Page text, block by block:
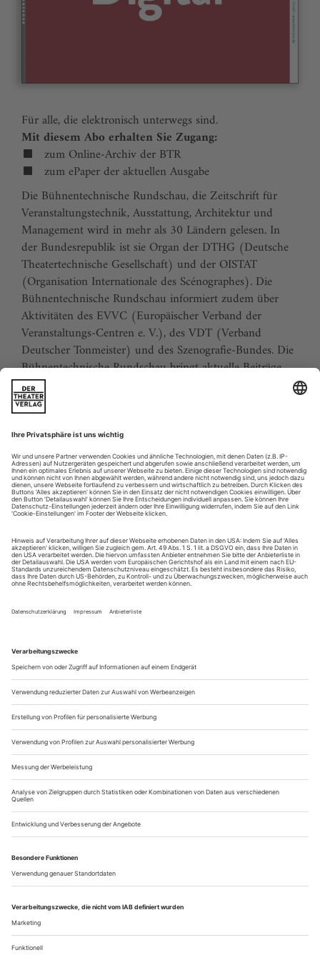
Für alle, die elektronisch unterwegs sind.
Mit diesem Abo erhalten Sie Zugang:
zum Online-Archiv der BTR
zum ePaper der aktuellen Ausgabe
Die Bühnentechnische Rundschau, die Zeitschrift für
Veranstaltungstechnik, Ausstattung, Architektur und
Management wird in mehr als 30 Ländern gelesen. In
der Bundesrepublik ist sie Organ der DTHG (Deutsche
Theatertechnische Gesellschaft) und der OISTAT
(Organisation Internationale des Scénographes). Die
Bühnentechnische Rundschau informiert zudem über
Aktivitäten des EVVC (Europäischer Verband der
Veranstaltungs-Centren e. V.), des VDT (Verband
Deutscher Tonmeister) und des Szenografie-Bundes. Die
Bühnentechnische Rundschau bringt aktuelle Beiträge
über Theaterarchitektur, Bühnenbild und Insze­­nierung,
technische Einrichtungen und Management, aber auch
über berufliche Bildung, Sicherheit, neue Produkte und
Aktuelles aus der Branche. Die Bühnentechnische
Rundschau ist als einzige theatertechnische Zeitschrift in
allen deutschsprachigen Ländern praktisch lückenlos
verbreitet und wird weltweit von Fachleuten gelesen.
Sie erhalten Zugang zum Online-Archiv der BTR und
können sowohl das aktuelle ePaper als auch das ePaper-
Archiv über Ihren Account auf www.der-theaterverlag.de
einsehen. Das Abonnement hat eine Laufzeit von einem
Monat und verlängert sich jeweils um einen weiteren
Monat, sofern es nicht vom Kunden auf der Seite „Mein
Konto/Meine Bestellungen“ auf www.der-theaterverlag.de
Bezugszeitraumes automatisch in Kraft.
Aus steuerlichen Gründen abweichende Preise für Käufe
außerhalb Deutschlands (Endpreis vor Auslösen der Bestellung
ersichtlich)
9,99 €
Lieferzeit sofort